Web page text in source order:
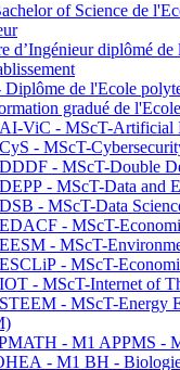
of Science de
d’Ingénieur diplômé de
de l'Ecole
gradué de
ViC - MScT-Artificial
- MScT-
- MScT-Double
- MScT-Data and
- MScT-Data
- MScT-
- MScT-
- MScT-
- MScT-Internet of
- MScT-Energy
- M1 APPMS -
- M1 BH - Biologie